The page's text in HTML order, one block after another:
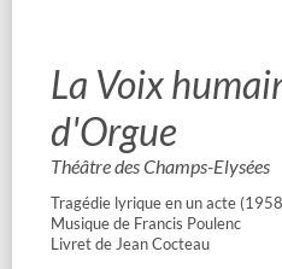
La Voix
d'Orgue
Théâtre des Champs-Elysées
Tragédie lyrique en un acte
Musique de Francis Poulenc
Livret de Jean Cocteau